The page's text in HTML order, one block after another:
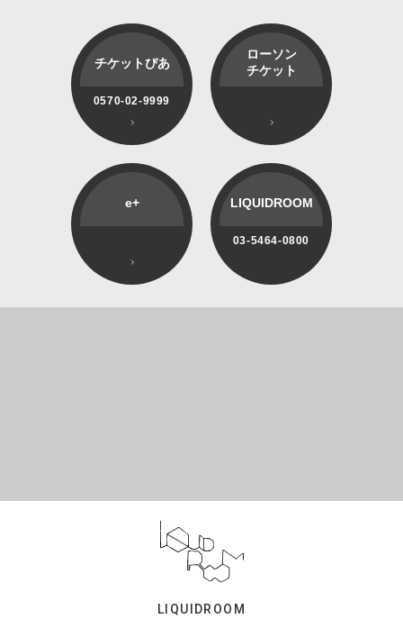
チケットぴあ
0570-02-9999
ローソン
チケット
e+ LIQUIDROOM
03-5464-0800
LIQUIDROOM